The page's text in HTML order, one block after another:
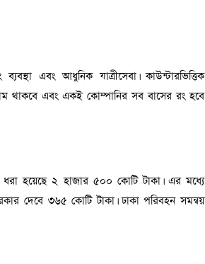
এবং আধুনিক যাত্রীসেবা। কাউন্টারভিত্তিক
থাকবে এবং একই কোম্পানির সব বাসের রং হবে
হয়েছে ২ হাজার ৫০০ কোটি টাকা। এর মধ্যে
দেবে ৩৬৫ কোটি টাকা। ঢাকা পরিবহন সমন্বয়